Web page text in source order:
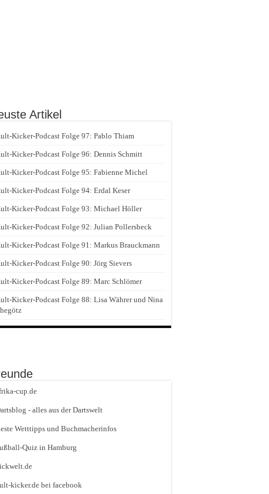
Artikel
Kicker-Podcast Folge 97: Pablo Thiam
Kicker-Podcast Folge 96: Dennis Schmitt
Kicker-Podcast Folge 95: Fabienne Michel
Kicker-Podcast Folge 94: Erdal Keser
Kicker-Podcast Folge 93: Michael Höller
Kicker-Podcast Folge 92: Julian Pollersbeck
Kicker-Podcast Folge 91: Markus Brauckmann
Kicker-Podcast Folge 90: Jörg Sievers
Kicker-Podcast Folge 89: Marc Schlömer
Kicker-Podcast Folge 88: Lisa Währer und Nina
cup.de
- alles aus der Dartswelt
Wetttipps und Buchmacherinfos
Quiz in Hamburg
kicker.de bei facebook